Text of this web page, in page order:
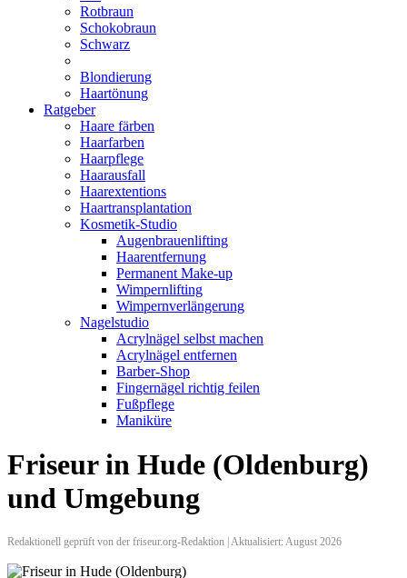
Rotbraun
Schokobraun
Schwarz
Blondierung
Haartönung
Ratgeber
Haare färben
Haarfarben
Haarpflege
Haarausfall
Haarextentions
Haartransplantation
Kosmetik-Studio
Augenbrauenlifting
Haarentfernung
Permanent Make-up
Wimpernlifting
Wimpernverlängerung
Nagelstudio
Acrylnägel selbst machen
Acrylnägel entfernen
Barber-Shop
Fingernägel richtig feilen
Fußpflege
Maniküre
Friseur in Hude (Oldenburg)
und Umgebung
Redaktionell geprüft von der friseur.org-Redaktion | Aktualisiert: August 2026